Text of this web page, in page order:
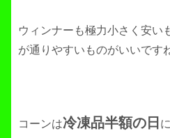
ウィンナーも極力小さく安い
が通りやすいものがいいです
コーンは冷凍品半額の日